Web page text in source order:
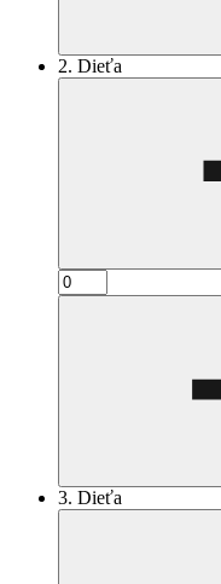
2. Dieťa
3. Dieťa